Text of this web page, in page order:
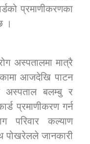
सुचना सन्देश
जुम्लाको सुचना
जुम्लाकाे सुचना
प्रमाणीकरणका
।
अस्पतालमा मात्रै
आजदेखि पाटन
अस्पताल बलम्बु र
प्रमाणीकरण गर्न
परिवार कल्याण
पोखरेलले जानकारी